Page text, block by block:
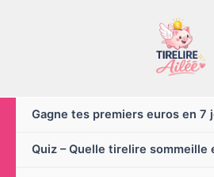
Gagne tes premiers euros en 7
Quiz – Quelle tirelire sommeille